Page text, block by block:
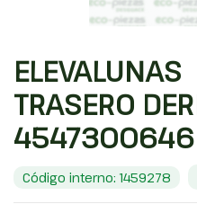
ELEVALUNAS
TRASERO
4547300646
Código interno: 1459278